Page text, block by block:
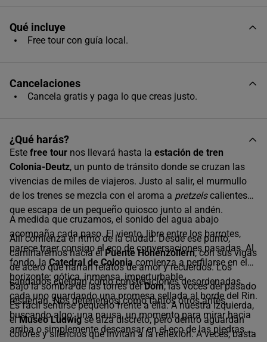
3
4 5 6 7
17
18 19
Horas disponibles (3)
10:15
13:30
14:00
Qué incluye
Free tour con guía local.
Cancelaciones
Cancela gratis y paga lo que creas justo.
¿Qué harás?
Este free tour nos llevará hasta la estación de tren
Colonia-Deutz, un punto de tránsito donde se cruzan las
vivencias de miles de viajeros. Justo al salir, el murmullo
de los trenes se mezcla con el aroma a pretzelscalientes
que escapa de un pequeño quiosco junto al andén.
Allí comienza el ritmo de la ciudad. Desde ese punto,
caminaremos hacia elPuente Hohenzollern, con sus vigas
de acero que narran relatos de amor y recuerdos. Los
candados cuelgan como constelaciones desordenadas,
cada uno guardando una promesa sellada al borde del Rin.
A medida que cruzamos, el sonido del agua abajo
acompaña cada paso. El viento, libre entre los barrotes,
parece traer consigo el eco de conversaciones pasadas. Al
fondo, la Catedral de Coloniacomienza a perfilarse en el
horizonte: gótica, inmensa, imperturbable.
Es fácil sentirse pequeño frente a ella. A nuestra izquierda,
elMuseo Ludwigse alza discreto, pero dentro aguardan
colores y silencios que invitan a la reflexión. A veces, basta
Bajo la sombra de las torres delDom, las voces del pasado
resuenan. Nos detenemos, como tantos otros antes,
buscando algo: una pausa, un momento para mirar hacia
arriba o simplemente descansar en el eco de las piedras.